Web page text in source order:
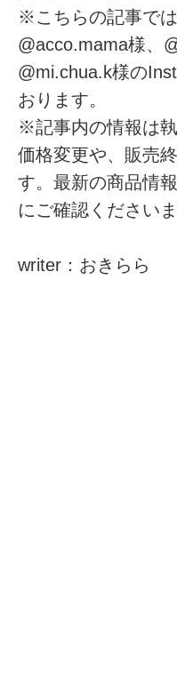
※こちらの記事では
@acco.mama様、
@mi.chua.k様の
おります。
※記事内の情報は
価格変更や、販売
す。最新の商品情
にご確認くださいま
writer：おきらら